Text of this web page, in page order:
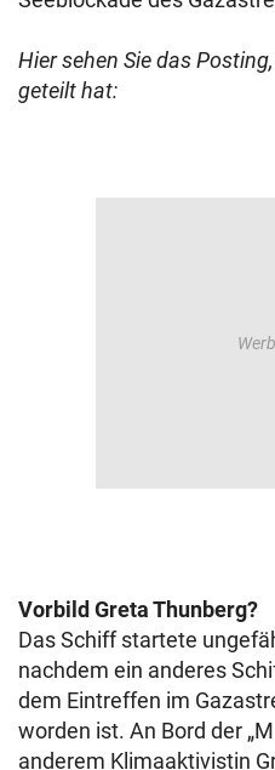
Hier sehen Sie das
geteilt hat:
Vorbild Greta Thunberg?
Das Schiff startete
nachdem ein anderes
dem Eintreffen im
worden ist. An Bord der
anderem Klimaaktivistin